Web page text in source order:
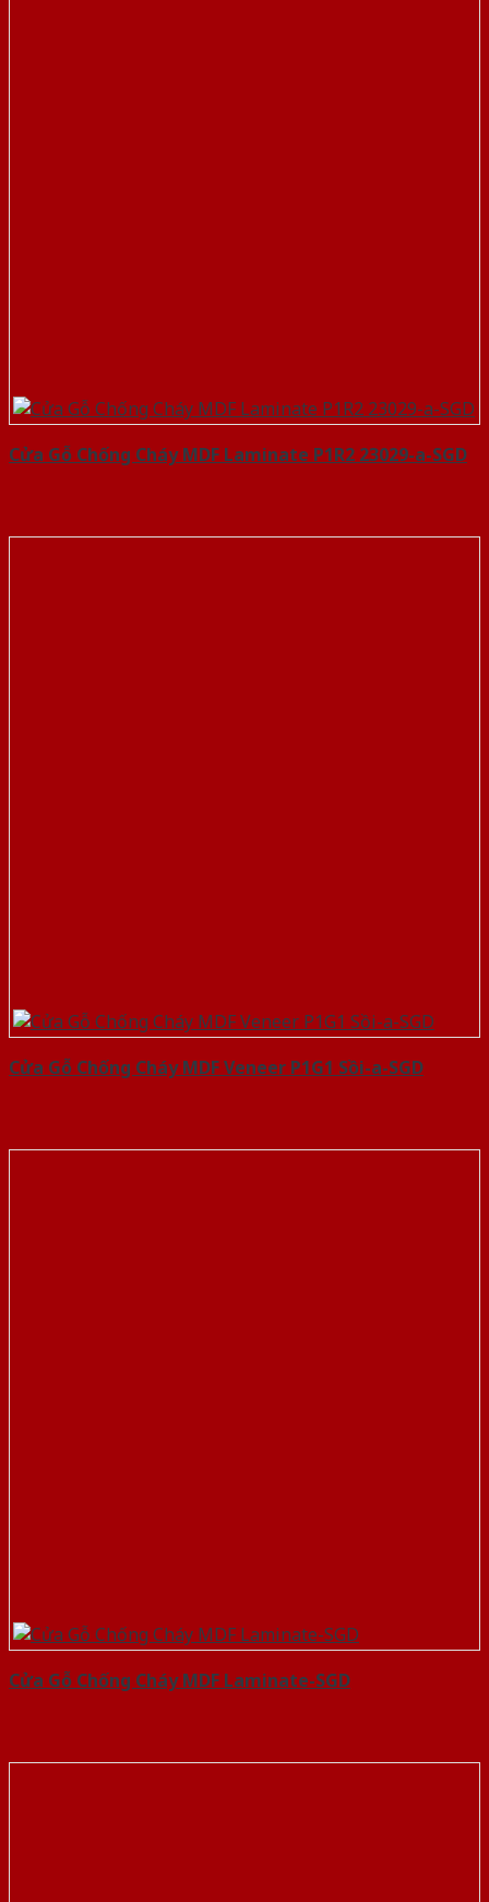
Cửa Gỗ Chống Cháy MDF Laminate P1R2 23029-a-SGD
Cửa Gỗ Chống Cháy MDF Veneer P1G1 Sồi-a-SGD
Cửa Gỗ Chống Cháy MDF Laminate-SGD